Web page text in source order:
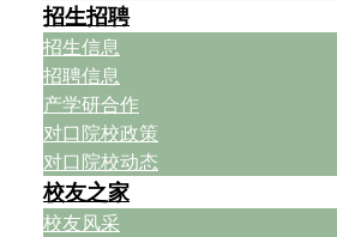
招生招聘
招生信息
招聘信息
产学研合作
对口院校政策
对口院校动态
校友之家
校友风采